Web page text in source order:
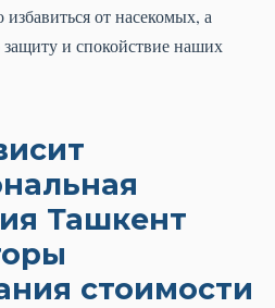
от насекомых, а
и спокойствие наших
Ташкент
стоимости